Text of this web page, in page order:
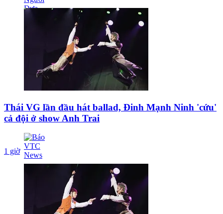
Thái VG lần đầu hát ballad, Đinh Mạnh Ninh 'cứu'
cả đội ở show Anh Trai
1 giờ